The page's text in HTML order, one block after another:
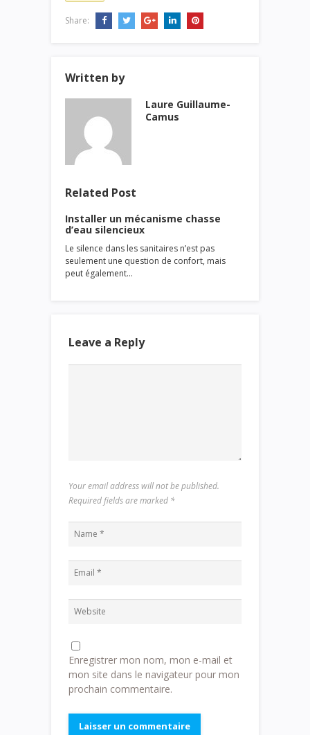
Share:
Written by
Laure Guillaume-
Camus
Related Post
Installer un mécanisme chasse
d’eau silencieux
Le silence dans les sanitaires n’est pas
seulement une question de confort, mais
peut également…
Leave a Reply
Your email address will not be published.
Required fields are marked *
Enregistrer mon nom, mon e-mail et
mon site dans le navigateur pour mon
prochain commentaire.